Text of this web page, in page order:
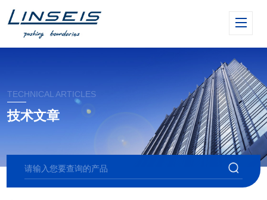
TECHNICAL ARTICLES
技术文章